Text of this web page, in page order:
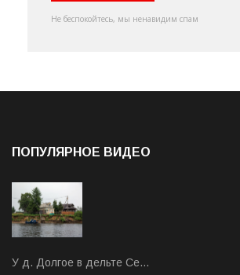
Не беспокойтесь, мы ненавидим спам
ПОПУЛЯРНОЕ ВИДЕО
У д. Долгое в дельте Се…